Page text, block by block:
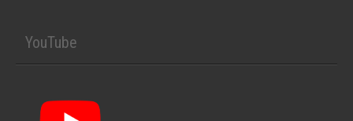
YouTube